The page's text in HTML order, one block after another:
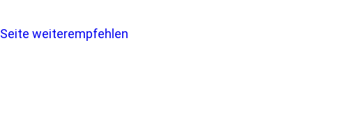
Seite weiterempfehlen